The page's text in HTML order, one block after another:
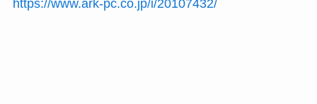
https://www.ark-pc.co.jp/i/20107432/